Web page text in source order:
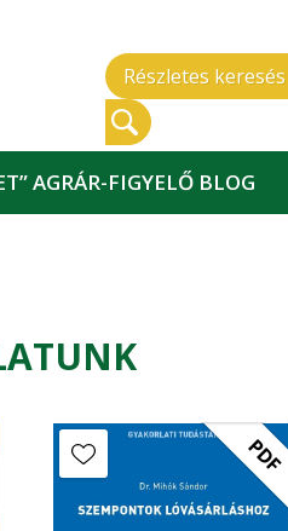
Részletes keresés
AGRÁR-FIGYELŐ BLOG
PDF